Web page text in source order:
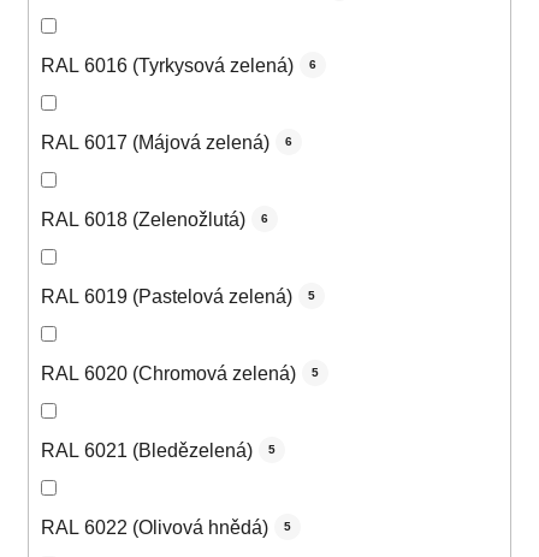
RAL 6016 (Tyrkysová zelená) 6
RAL 6017 (Májová zelená) 6
RAL 6018 (Zelenožlutá) 6
RAL 6019 (Pastelová zelená) 5
RAL 6020 (Chromová zelená) 5
RAL 6021 (Bledězelená) 5
RAL 6022 (Olivová hnědá) 5